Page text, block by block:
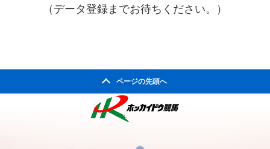
（データ登録までお待ちください。）
ページの先頭へ